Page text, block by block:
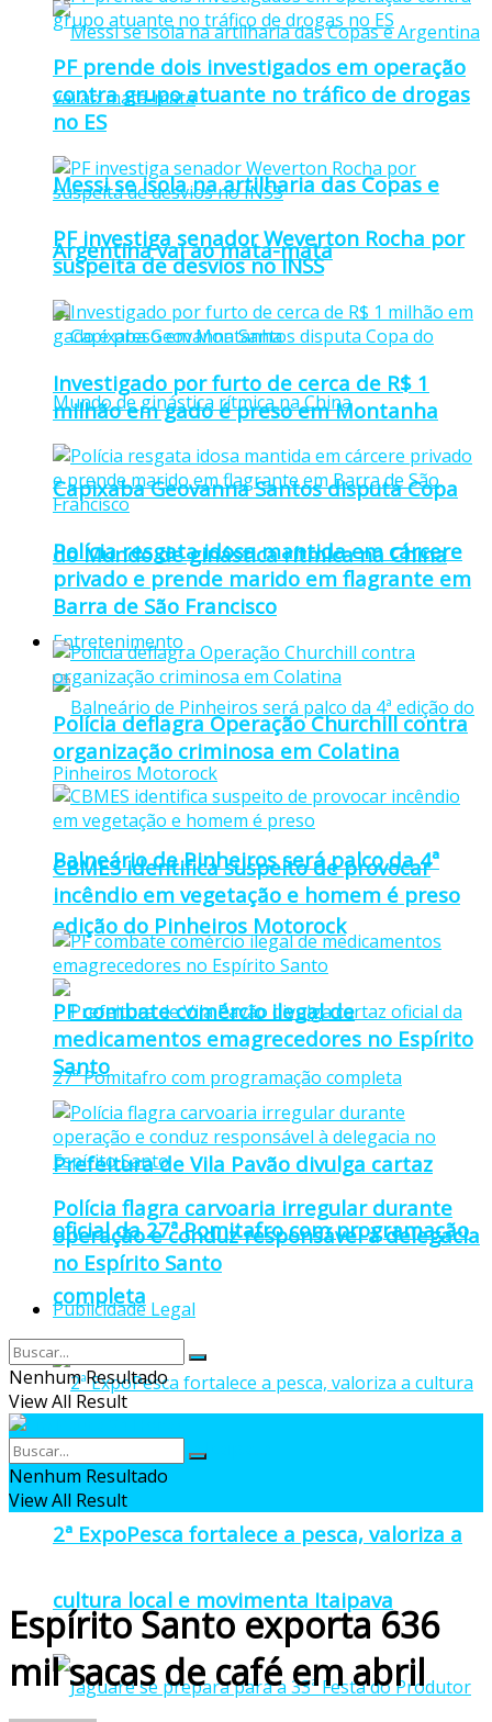
Messi se isola na artilharia das Copas e
Argentina vai ao mata-mata
Capixaba Geovanna Santos disputa Copa
do Mundo de ginástica rítmica na China
Entretenimento
Balneário de Pinheiros será palco da 4ª
edição do Pinheiros Motorock
Prefeitura de Vila Pavão divulga cartaz
oficial da 27ª Pomitafro com programação
completa
2ª ExpoPesca fortalece a pesca, valoriza a
cultura local e movimenta Itaipava
PF prende dois investigados em operação
contra grupo atuante no tráfico de drogas
no ES
PF investiga senador Weverton Rocha por
suspeita de desvios no INSS
Investigado por furto de cerca de R$ 1
milhão em gado é preso em Montanha
Polícia resgata idosa mantida em cárcere
privado e prende marido em flagrante em
Barra de São Francisco
Polícia deflagra Operação Churchill contra
organização criminosa em Colatina
CBMES identifica suspeito de provocar
incêndio em vegetação e homem é preso
PF combate comércio ilegal de
medicamentos emagrecedores no Espírito
Santo
Polícia flagra carvoaria irregular durante
operação e conduz responsável à delegacia
no Espírito Santo
Publicidade Legal
Nenhum Resultado
View All Result
Nenhum Resultado
View All Result
Espírito Santo exporta 636
mil sacas de café em abril